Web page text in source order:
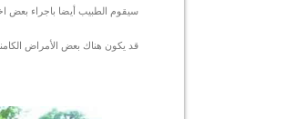
سيقوم الطبيب أيضا باجراء بعض
قد يكون هناك بعض الأمراض